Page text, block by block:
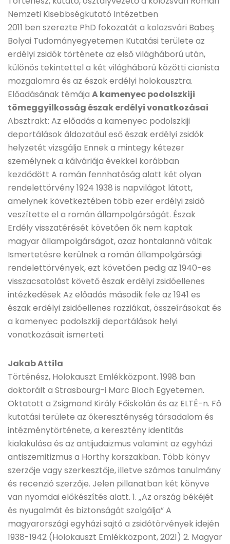
Nemzeti Kisebbségkutató Intézetben
2011 ben szerezte PhD fokozatát a kolozsvári Babeş
Bolyai Tudományegyetemen Kutatási területe az
erdélyi zsidók története az első világháború után,
különös tekintettel a két világháború közötti cionista
mozgalomra és az észak erdélyi holokausztra.
Előadásának témája A kamenyec podolszkiji
tömeggyilkosság észak erdélyi vonatkozásai
Absztrakt: Az előadás a kamenyec podolszkiji
deportálások áldozatául eső észak erdélyi zsidók
helyzetét vizsgálja Ennek a mintegy kétezer
személynek a kálváriája évekkel korábban
kezdődött A román fennhatóság alatt két olyan
rendelettörvény 1924 1938 is napvilágot látott,
amelynek következtében több ezer erdélyi zsidó
veszítette el a román állampolgárságát. Észak
Erdély visszatérését követően ők nem kaptak
magyar állampolgárságot, azaz hontalanná váltak
Ismertetésre kerülnek a román állampolgársági
rendelettörvények, ezt követően pedig az 1940-es
visszacsatolást követő észak erdélyi zsidóellenes
intézkedések Az előadás második fele az 1941 es
észak erdélyi zsidóellenes razziákat, összeírásokat és
a kamenyec podolszkiji deportálások helyi
vonatkozásait ismerteti.
Jakab Attila
Történész, Holokauszt Emlékközpont. 1998 ban
doktorált a Strasbourg-i Marc Bloch Egyetemen.
Oktatott a Zsigmond Király Főiskolán és az ELTÉ-n. Fő
kutatási területe az ókereszténység társadalom és
intézménytörténete, a keresztény identitás
kialakulása és az antijudaizmus valamint az egyházi
antiszemitizmus a Horthy korszakban. Több könyv
szerzője vagy szerkesztője, illetve számos tanulmány
és recenzió szerzője. Jelen pillanatban két könyve
van nyomdai előkészítés alatt. 1. „Az ország békéjét
és nyugalmát és biztonságát szolgálja” A
magyarországi egyházi sajtó a zsidótörvények idején
1938-1942 (Holokauszt Emlékközpont, 2021) 2. Magyar